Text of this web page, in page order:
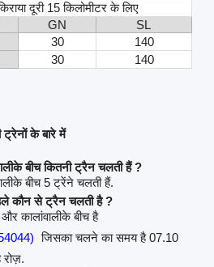
दूरी 15 किलोमीटर के लिए
GN
SL
30
140
30 140
ट्रेनों के बारे में
बीच कितनी ट्रैन चलती हैं ?
बीच 5 ट्रेंने चलती हैं.
कौन से ट्रैन चलती है ?
और कालांवालीके बीच है
जिसका चलने का समय है 07.10